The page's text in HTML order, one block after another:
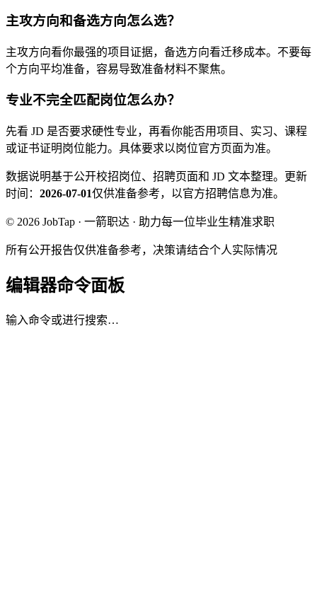
主攻方向和备选方向怎么选？
主攻方向看你最强的项目证据，备选方向看迁移成本。不要每
个方向平均准备，容易导致准备材料不聚焦。
专业不完全匹配岗位怎么办？
先看 JD 是否要求硬性专业，再看你能否用项目、实习、课程
或证书证明岗位能力。具体要求以岗位官方页面为准。
数据说明基于公开校招岗位、招聘页面和 JD 文本整理。
更新
时间： 2026-07-01仅供准备参考，以官方招聘信息为准。
© 2026 JobTap · 一箭职达 · 助力每一位毕业生精准求职
所有公开报告仅供准备参考，决策请结合个人实际情况
编辑器命令面板
输入命令或进行搜索…